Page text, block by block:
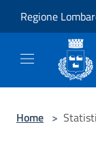
Regione
Home >